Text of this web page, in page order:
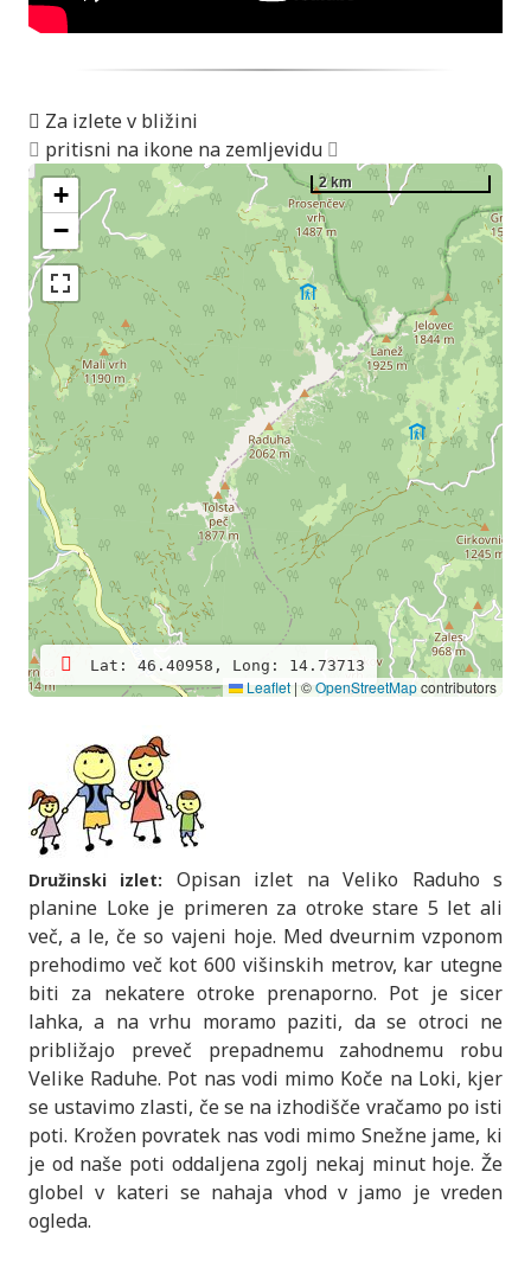
Za izlete v bližini
pritisni na ikone na zemljevidu
+
−
2 km
Lat: 46.40958, Long: 14.73713
Leaflet |©OpenStreetMapcontributors
Družinski izlet:
Opisan izlet na Veliko Raduho s
planine Loke je primeren za otroke stare 5 let ali
več, a le, če so vajeni hoje. Med dveurnim vzponom
prehodimo več kot 600 višinskih metrov, kar utegne
biti za nekatere otroke prenaporno. Pot je sicer
lahka, a na vrhu moramo paziti, da se otroci ne
približajo preveč prepadnemu zahodnemu robu
Velike Raduhe. Pot nas vodi mimo Koče na Loki, kjer
se ustavimo zlasti, če se na izhodišče vračamo po isti
poti. Krožen povratek nas vodi mimo Snežne jame, ki
je od naše poti oddaljena zgolj nekaj minut hoje. Že
globel v kateri se nahaja vhod v jamo je vreden
ogleda.